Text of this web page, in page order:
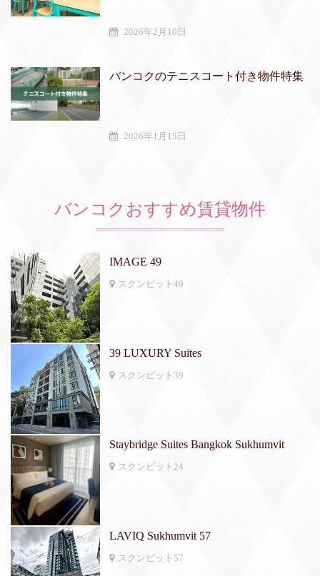
2026年2月10日
バンコクのテニスコート付き物件特集
2026年1月15日
バンコクおすすめ賃貸物件
IMAGE 49
スクンビット49
39 LUXURY Suites
スクンビット39
Staybridge Suites Bangkok Sukhumvit
スクンビット24
LAVIQ Sukhumvit 57
スクンビット57